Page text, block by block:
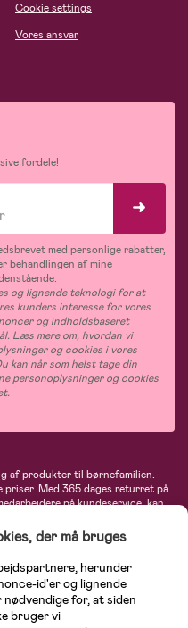
Cookie settings
Vores ansvar
fordele!
med personlige rabatter,
behandlingen af mine
og lignende teknologi for at
kunders interesse for vores
og indholdsbaseret
Læs mere om, hvordan vi
og cookies i vores
kan når som helst tage din
personoplysninger og cookies
af produkter til børnefamilien.
Med 365 dages returret på
på kundeservice, kan
produkter til gravide og ammende
og meget mere. Vi
som Britax, Maxi-Cosi, Baby
Phillips Avent, Neonate,
kæmpe sortiment venter på dig!
der må bruges
herunder
id'er og lignende
for, at siden
bruger vi